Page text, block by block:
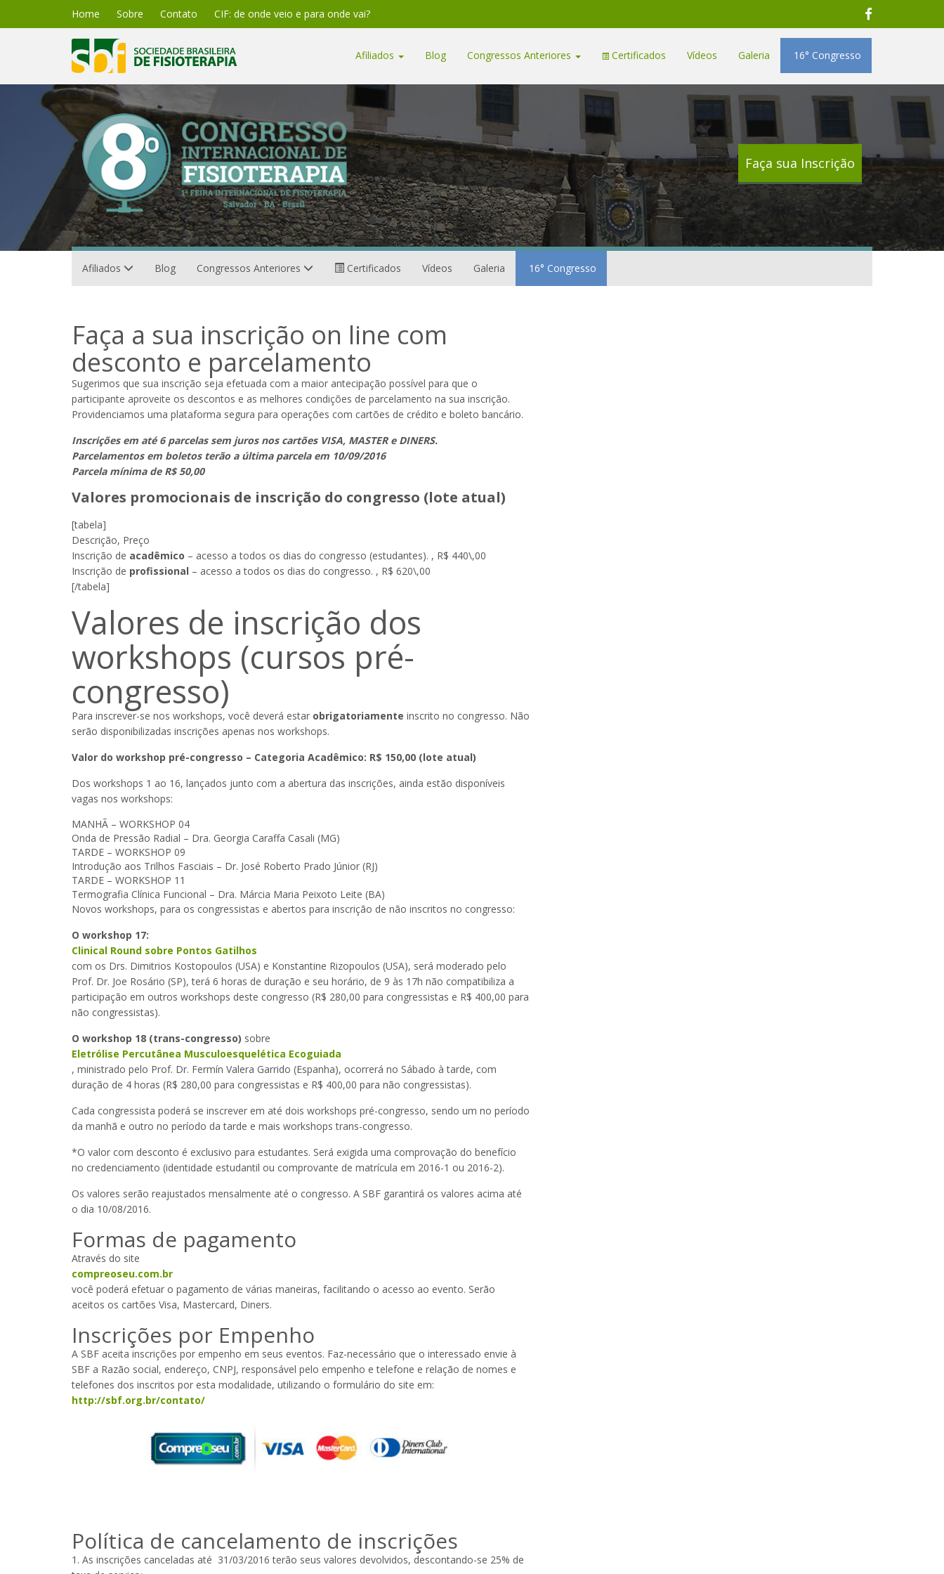
Home Sobre Contato CIF: de onde veio e para onde vai?
Afiliados Blog Congressos Anteriores Certificados Vídeos Galeria 16° Congresso
Faça sua Inscrição
Afiliados Blog Congressos Anteriores Certificados Vídeos Galeria 16° Congresso
Faça a sua inscrição on line com
desconto e parcelamento
Sugerimos que sua inscrição seja efetuada com a maior antecipação possível para que o
participante aproveite os descontos e as melhores condições de parcelamento na sua inscrição.
Providenciamos uma plataforma segura para operações com cartões de crédito e boleto bancário.
Inscrições em até 6 parcelas sem juros nos cartões VISA, MASTER e DINERS.
Parcelamentos em boletos terão a última parcela em 10/09/2016
Parcela mínima de R$ 50,00
Valores promocionais de inscrição do congresso (lote atual)
[tabela]
Descrição, Preço
Inscrição de acadêmico – acesso a todos os dias do congresso (estudantes). , R$ 440\,00
Inscrição de profissional – acesso a todos os dias do congresso. , R$ 620\,00
[/tabela]
Valores de inscrição dos
workshops (cursos pré-
congresso)
Para inscrever-se nos workshops, você deverá estar obrigatoriamente inscrito no congresso. Não
serão disponibilizadas inscrições apenas nos workshops.
Valor do workshop pré-congresso – Categoria Acadêmico: R$ 150,00 (lote atual)
Dos workshops 1 ao 16, lançados junto com a abertura das inscrições, ainda estão disponíveis
vagas nos workshops:
MANHÃ – WORKSHOP 04
Onda de Pressão Radial – Dra. Georgia Caraffa Casali (MG)
TARDE – WORKSHOP 09
Introdução aos Trilhos Fasciais – Dr. José Roberto Prado Júnior (RJ)
TARDE – WORKSHOP 11
Termografia Clínica Funcional – Dra. Márcia Maria Peixoto Leite (BA)
Novos workshops, para os congressistas e abertos para inscrição de não inscritos no congresso:
O workshop 17:
Clinical Round sobre Pontos Gatilhos
com os Drs. Dimitrios Kostopoulos (USA) e Konstantine Rizopoulos (USA), será moderado pelo
Prof. Dr. Joe Rosário (SP), terá 6 horas de duração e seu horário, de 9 às 17h não compatibiliza a
participação em outros workshops deste congresso (R$ 280,00 para congressistas e R$ 400,00 para
não congressistas).
O workshop 18 (trans-congresso) sobre
Eletrólise Percutânea Musculoesquelética Ecoguiada
, ministrado pelo Prof. Dr. Fermín Valera Garrido (Espanha), ocorrerá no Sábado à tarde, com
duração de 4 horas (R$ 280,00 para congressistas e R$ 400,00 para não congressistas).
Cada congressista poderá se inscrever em até dois workshops pré-congresso, sendo um no período
da manhã e outro no período da tarde e mais workshops trans-congresso.
*O valor com desconto é exclusivo para estudantes. Será exigida uma comprovação do benefício
no credenciamento (identidade estudantil ou comprovante de matrícula em 2016-1 ou 2016-2).
Os valores serão reajustados mensalmente até o congresso. A SBF garantirá os valores acima até
o dia 10/08/2016.
Formas de pagamento
Através do site
compreoseu.com.br
você poderá efetuar o pagamento de várias maneiras, facilitando o acesso ao evento. Serão
aceitos os cartões Visa, Mastercard, Diners.
Inscrições por Empenho
A SBF aceita inscrições por empenho em seus eventos. Faz-necessário que o interessado envie à
SBF a Razão social, endereço, CNPJ, responsável pelo empenho e telefone e relação de nomes e
telefones dos inscritos por esta modalidade, utilizando o formulário do site em:
http://sbf.org.br/contato/
Política de cancelamento de inscrições
1. As inscrições canceladas até 31/03/2016 terão seus valores devolvidos, descontando-se 25% de